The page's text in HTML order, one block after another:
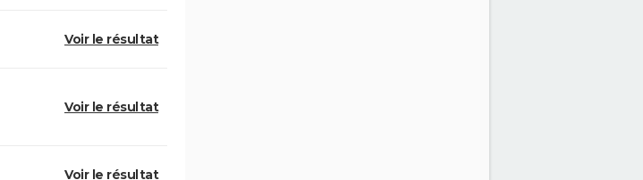
Voir le résultat
Voir le résultat
Voir le résultat